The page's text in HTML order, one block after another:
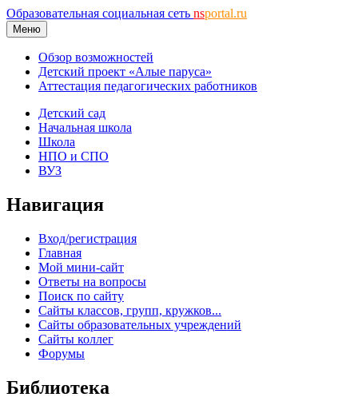
Образовательная социальная сеть nsportal.ru
Меню
Обзор возможностей
Детский проект «Алые паруса»
Аттестация педагогических работников
Детский сад
Начальная школа
Школа
НПО и СПО
ВУЗ
Навигация
Вход/регистрация
Главная
Мой мини-сайт
Ответы на вопросы
Поиск по сайту
Сайты классов, групп, кружков...
Сайты образовательных учреждений
Сайты коллег
Форумы
Библиотека